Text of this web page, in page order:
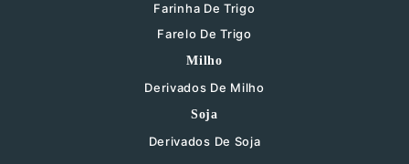
Farinha De Trigo
Farelo De Trigo
Milho
Derivados De Milho
Soja
Derivados De Soja